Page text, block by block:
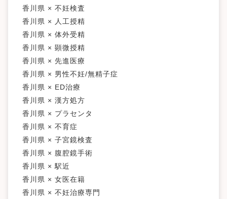
香川県 × 不妊検査
香川県 × 人工授精
香川県 × 体外受精
香川県 × 顕微授精
香川県 × 先進医療
香川県 × 男性不妊/無精子症
香川県 × ED治療
香川県 × 漢方処方
香川県 × プラセンタ
香川県 × 不育症
香川県 × 子宮鏡検査
香川県 × 腹腔鏡手術
香川県 × 駅近
香川県 × 女医在籍
香川県 × 不妊治療専門